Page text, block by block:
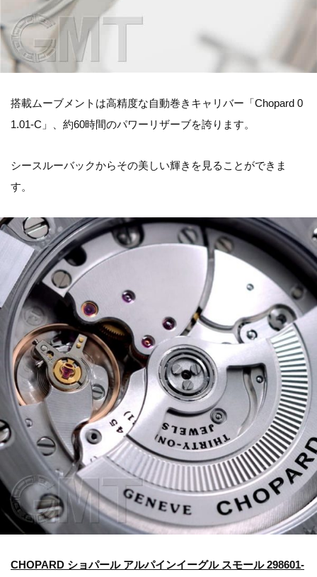
搭載ムーブメントは高精度な自動巻きキャリバー「Chopard 0
1.01-C」、約60時間のパワーリザーブを誇ります。
シースルーバックからその美しい輝きを見ることができま
す。
CHOPARD ショパール アルパインイーグル スモール 298601-